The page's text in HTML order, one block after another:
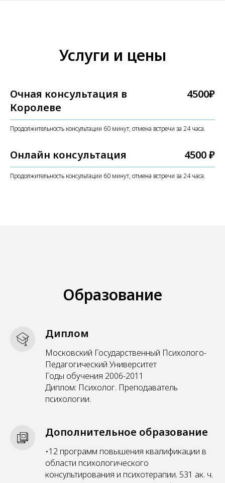
Услуги и цены
Очная консультация в
Королеве
4500₽
Продолжительность консультации 60 минут, отмена встречи за 24 часа.
Онлайн консультация 4500 ₽
Продолжительность консультации 60 минут, отмена встречи за 24 часа.
Образование
Диплом
Московский Государственный Психолого-
Педагогический Университет
Годы обучения 2006-2011
Диплом: Психолог. Преподаватель
психологии.
Дополнительное образование
•12 программ повышения квалификации в
области психологического
консультирования и психотерапии. 531 ак. ч.